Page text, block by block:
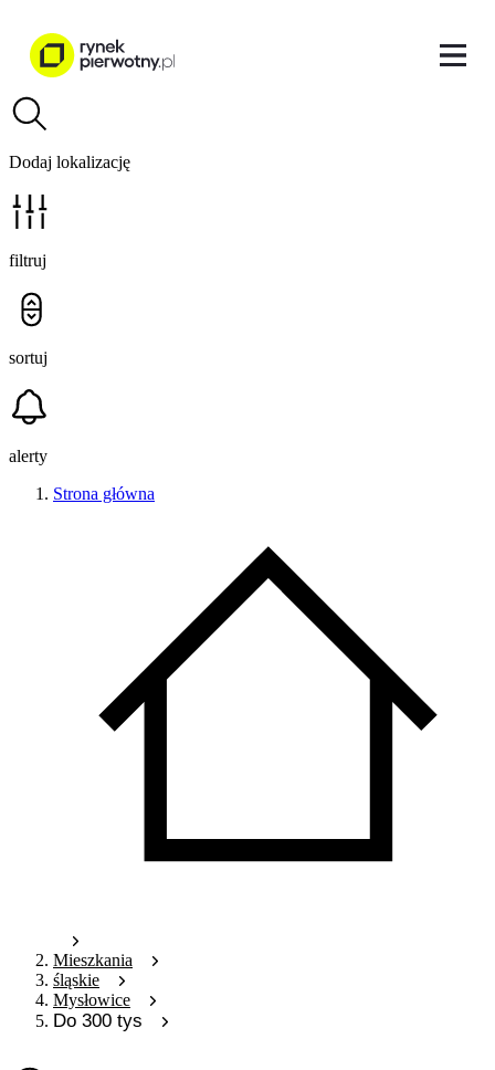
Dodaj lokalizację
filtruj
sortuj
alerty
Strona główna
Mieszkania
śląskie
Mysłowice
Do 300 tys